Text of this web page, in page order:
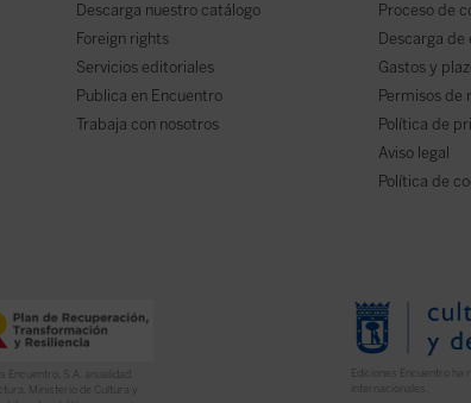
Descarga nuestro catálogo
Foreign rights
Servicios editoriales
Publica en Encuentro
Trabaja con nosotros
Proceso de
Descarga de
Gastos y
Permisos de
Política de
Aviso legal
Política de
S.A. anualidad
Ministerio de Cultura y
Ediciones Encuentro